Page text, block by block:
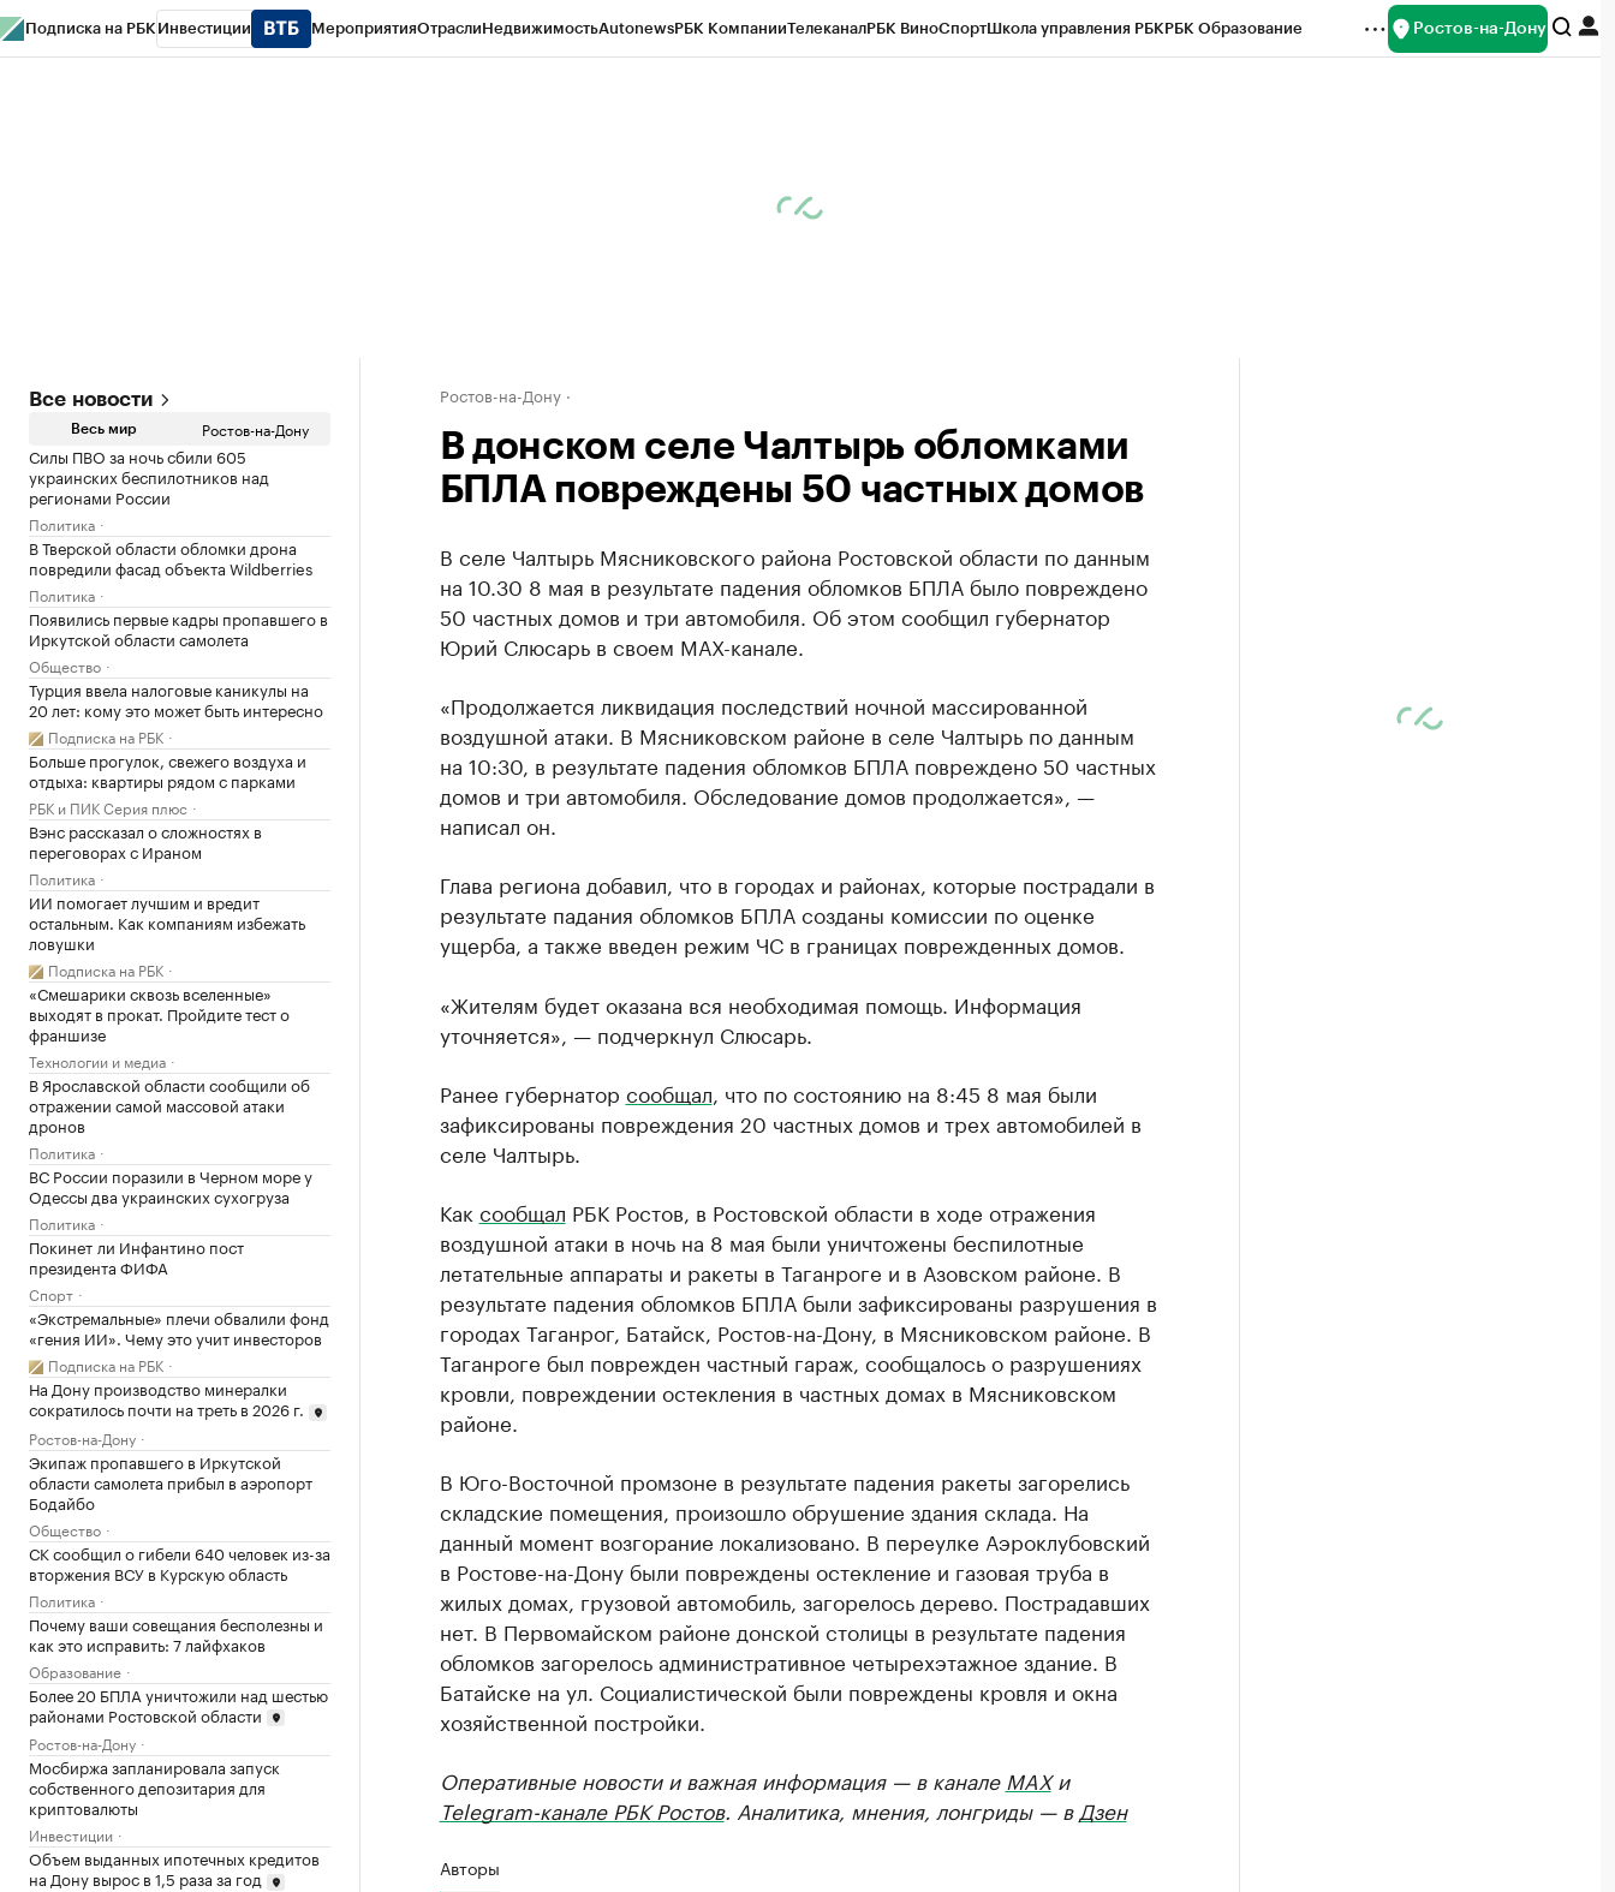
Подписка на РБК Инвестиции МероприятияОтраслиНедвижимостьAutonewsРБК КомпанииТелеканалРБК ВиноСпортШкола управления РБКРБК Образование Ростов-на-Дону
Все новости
Весь мир Ростов-на-Дону
Силы ПВО за ночь сбили 605
украинских беспилотников над
регионами России
Политика
В Тверской области обломки дрона
повредили фасад объекта Wildberries
Политика
Появились первые кадры пропавшего в
Иркутской области самолета
Общество
Турция ввела налоговые каникулы на
20 лет: кому это может быть интересно
Подписка на РБК
Больше прогулок, свежего воздуха и
отдыха: квартиры рядом с парками
РБК и ПИК Серия плюс
Вэнс рассказал о сложностях в
переговорах с Ираном
Политика
ИИ помогает лучшим и вредит
остальным. Как компаниям избежать
ловушки
Подписка на РБК
«Смешарики сквозь вселенные»
выходят в прокат. Пройдите тест о
франшизе
Технологии и медиа
В Ярославской области сообщили об
отражении самой массовой атаки
дронов
Политика
ВС России поразили в Черном море у
Одессы два украинских сухогруза
Политика
Покинет ли Инфантино пост
президента ФИФА
Спорт
«Экстремальные» плечи обвалили фонд
«гения ИИ». Чему это учит инвесторов
Подписка на РБК
На Дону производство минералки
сократилось почти на треть в 2026 г.
Ростов-на-Дону
Экипаж пропавшего в Иркутской
области самолета прибыл в аэропорт
Бодайбо
Общество
СК сообщил о гибели 640 человек из-за
вторжения ВСУ в Курскую область
Политика
Почему ваши совещания бесполезны и
как это исправить: 7 лайфхаков
Образование
Более 20 БПЛА уничтожили над шестью
районами Ростовской области
Ростов-на-Дону
Мосбиржа запланировала запуск
собственного депозитария для
криптовалюты
Инвестиции
Объем выданных ипотечных кредитов
на Дону вырос в 1,5 раза за год
Ростов-на-Дону
В донском селе Чалтырь обломками
БПЛА повреждены 50 частных домов
В селе Чалтырь Мясниковского района Ростовской области по данным
на 10.30 8 мая в результате падения обломков БПЛА было повреждено
50 частных домов и три автомобиля. Об этом сообщил губернатор
Юрий Слюсарь в своем МАХ-канале.
«Продолжается ликвидация последствий ночной массированной
воздушной атаки. В Мясниковском районе в селе Чалтырь по данным
на 10:30, в результате падения обломков БПЛА повреждено 50 частных
домов и три автомобиля. Обследование домов продолжается», —
написал он.
Глава региона добавил, что в городах и районах, которые пострадали в
результате падания обломков БПЛА созданы комиссии по оценке
ущерба, а также введен режим ЧС в границах поврежденных домов.
«Жителям будет оказана вся необходимая помощь. Информация
уточняется», — подчеркнул Слюсарь.
Ранее губернатор сообщал , что по состоянию на 8:45 8 мая были
зафиксированы повреждения 20 частных домов и трех автомобилей в
селе Чалтырь.
Как сообщал РБК Ростов, в Ростовской области в ходе отражения
воздушной атаки в ночь на 8 мая были уничтожены беспилотные
летательные аппараты и ракеты в Таганроге и в Азовском районе. В
результате падения обломков БПЛА были зафиксированы разрушения в
городах Таганрог, Батайск, Ростов-на-Дону, в Мясниковском районе. В
Таганроге был поврежден частный гараж, сообщалось о разрушениях
кровли, повреждении остекления в частных домах в Мясниковском
районе.
В Юго-Восточной промзоне в результате падения ракеты загорелись
складские помещения, произошло обрушение здания склада. На
данный момент возгорание локализовано. В переулке Аэроклубовский
в Ростове-на-Дону были повреждены остекление и газовая труба в
жилых домах, грузовой автомобиль, загорелось дерево. Пострадавших
нет. В Первомайском районе донской столицы в результате падения
обломков загорелось административное четырехэтажное здание. В
Батайске на ул. Социалистической были повреждены кровля и окна
хозяйственной постройки.
Оперативные новости и важная информация — в канале MAXи
Telegram-канале РБК Ростов. Аналитика, мнения, лонгриды — в Дзен
Авторы